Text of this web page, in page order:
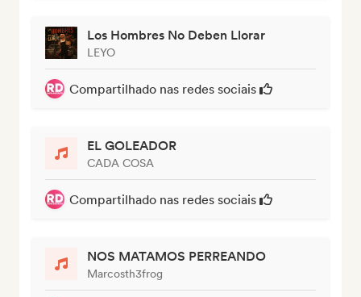
Los Hombres No Deben Llorar
LEYO
Compartilhado nas redes sociais
EL GOLEADOR
CADA COSA
Compartilhado nas redes sociais
NOS MATAMOS PERREANDO
Marcosth3frog